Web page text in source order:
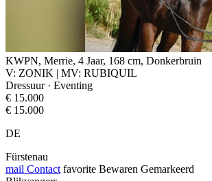
KWPN, Merrie, 4 Jaar, 168 cm, Donkerbruin
V: ZONIK | MV: RUBIQUIL
Dressuur · Eventing
€ 15.000
€ 15.000
DE
Fürstenau
mail Contact favorite Bewaren Gemarkeerd